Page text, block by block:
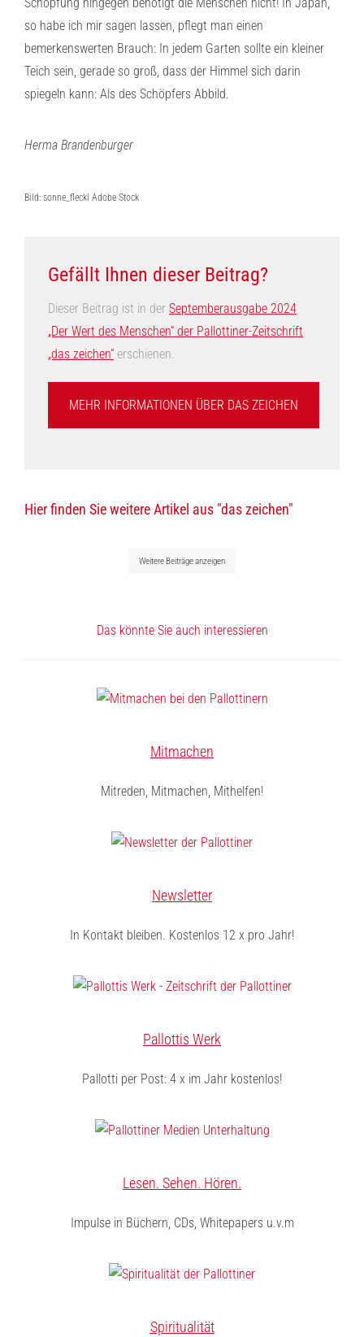
so habe ich mir sagen lassen, pflegt man einen
bemerkenswerten Brauch: In jedem Garten sollte ein kleiner
Teich sein, gerade so groß, dass der Himmel sich darin
spiegeln kann: Als des Schöpfers Abbild.
Herma Brandenburger
Bild: sonne_fleckl Adobe Stock
Gefällt Ihnen dieser Beitrag?
Dieser Beitrag ist in der Septemberausgabe 2024
„Der Wert des Menschen“ der Pallottiner-Zeitschrift
„das zeichen“ erschienen.
MEHR INFORMATIONEN ÜBER DAS ZEICHEN
Hier finden Sie weitere Artikel aus "das zeichen"
Weitere Beiträge anzeigen
Das könnte Sie auch interessieren
Mitmachen
Mitreden, Mitmachen, Mithelfen!
Newsletter
In Kontakt bleiben. Kostenlos 12 x pro Jahr!
Pallottis Werk
Pallotti per Post: 4 x im Jahr kostenlos!
Lesen. Sehen. Hören.
Impulse in Büchern, CDs, Whitepapers u.v.m
Spiritualität